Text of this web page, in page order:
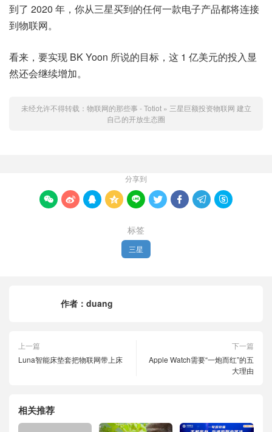
到了 2020 年，你从三星买到的任何一款电子产品都将连接
到物联网。
看来，要实现 BK Yoon 所说的目标，这 1 亿美元的投入显
然还会继续增加。
未经允许不得转载： 物联网的那些事 - Totiot» 三星巨额投资物联网 建立
自己的开放生态圈
分享到
        
标签
三星
作者： duang
上一篇
Luna智能床垫套把物联网带上床
下一篇
Apple Watch需要“一炮而红”的五
大理由
相关推荐